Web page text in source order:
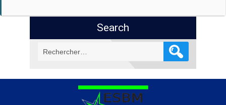
Search